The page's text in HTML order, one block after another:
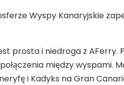
Wyspy Kanaryjskie
prosta i niedroga z
między wyspami.
i Kadyks na Gran